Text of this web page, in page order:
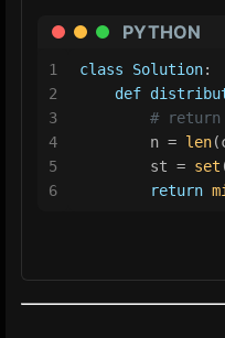
PYTHON
1
2
3
4
5
6
class Solution:
def
# return
        n =
len
        st =
set
return